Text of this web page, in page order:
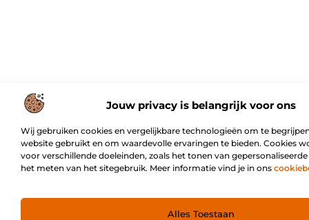
Jouw privacy is belangrijk voor ons
Wij gebruiken cookies en vergelijkbare technologieën om te
website gebruikt en om waardevolle ervaringen te bieden. Cookies
voor verschillende doeleinden, zoals het tonen van
het meten van het sitegebruik. Meer informatie vind je in ons
Alles Toestaan